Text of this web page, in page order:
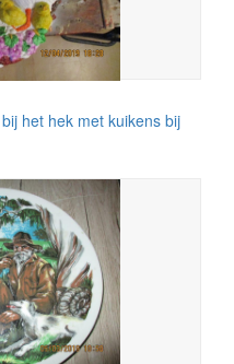
het hek met kuikens bij